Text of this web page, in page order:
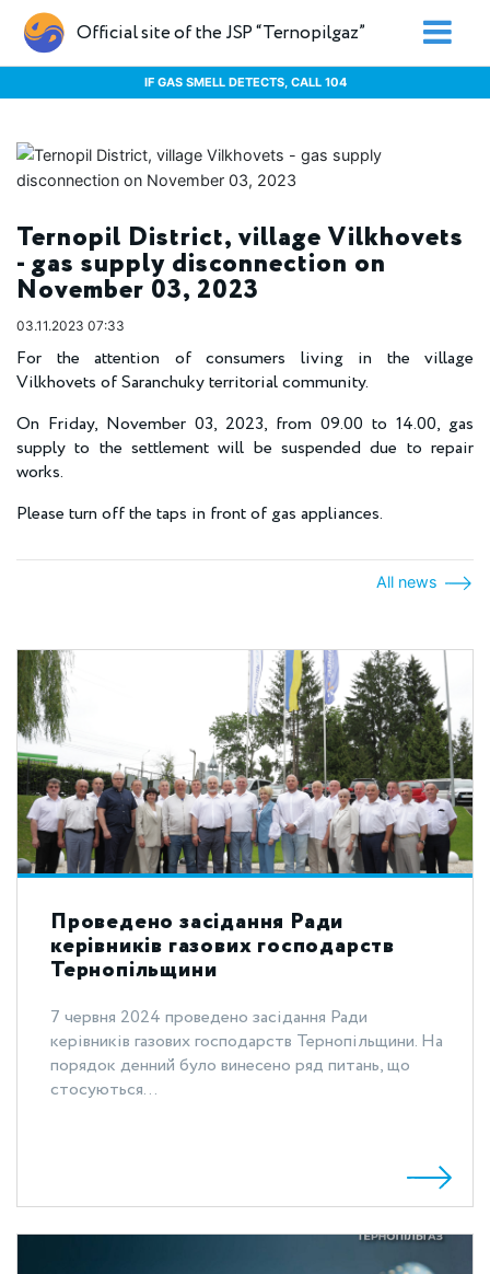
Official site of the JSP “Ternopilgaz”
IF GAS SMELL DETECTS, CALL 104
Ternopil District, village Vilkhovets
- gas supply disconnection on
November 03, 2023
03.11.2023 07:33
For the attention of consumers living in the village
Vilkhovets of Saranchuky territorial community.
On Friday, November 03, 2023, from 09.00 to 14.00, gas
supply to the settlement will be suspended due to repair
works.
Please turn off the taps in front of gas appliances.
All news
Проведено засідання Ради
керівників газових господарств
Тернопільщини
7 червня 2024 проведено засідання Ради
керівників газових господарств Тернопільщини. На
порядок денний було винесено ряд питань, що
стосуються...